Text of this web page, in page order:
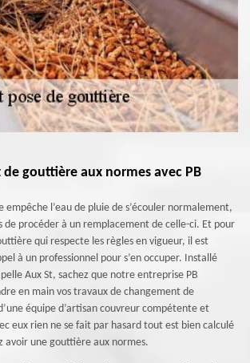
gouttière aux normes avec PB
l’eau de pluie de s’écouler normalement,
de procéder à un remplacement de celle-ci. Et pour
qui respecte les règles en vigueur, il est
à un professionnel pour s’en occuper. Installé
Aux St, sachez que notre entreprise PB
en main vos travaux de changement de
équipe d’artisan couvreur compétente et
eux rien ne se fait par hasard tout est bien calculé
avoir une gouttière aux normes.